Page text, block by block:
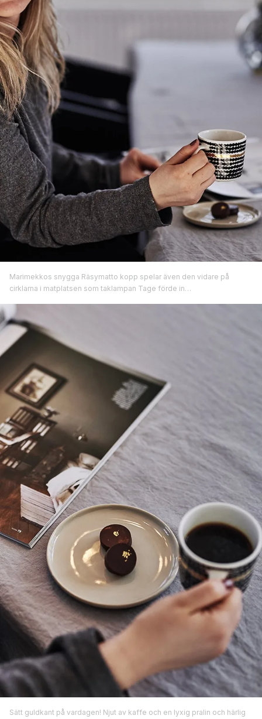
Marimekkos snygga Räsymatto kopp spelar även den vidare på
cirklarna i matplatsen som taklampan Tage förde in…
Sätt guldkant på vardagen! Njut av kaffe och en lyxig pralin och härlig